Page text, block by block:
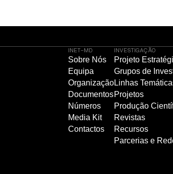
INET-MD
Sobre Nós
Equipa
Organização
Documentos
Números
Media Kit
Contactos
INVESTIGAÇÃO
Projeto
Grupos de
Linhas
Projetos
Produção
Revistas
Recursos
Parcerias e